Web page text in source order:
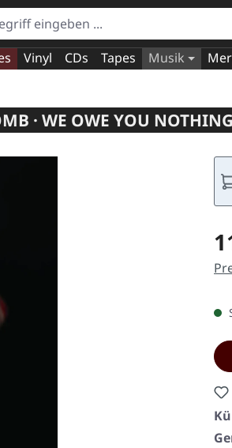
Vinyl CDs Tapes Musik
· WE OWE YOU